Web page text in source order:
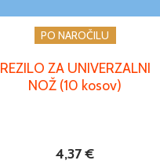
PO NAROČILU
REZILO ZA UNIVERZALNI
NOŽ (10 kosov)
4,37€